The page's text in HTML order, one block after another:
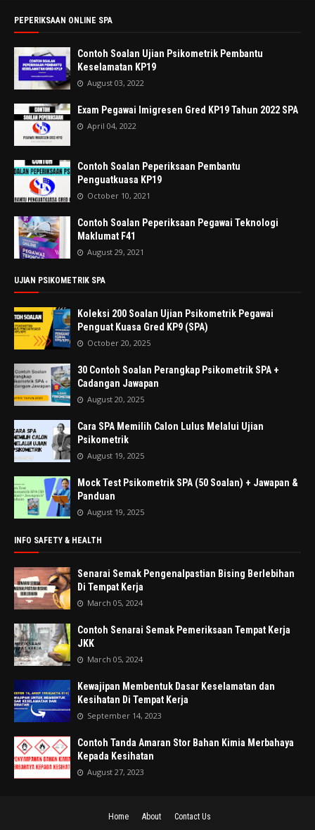
PEPERIKSAAN ONLINE SPA
Contoh Soalan Ujian Psikometrik Pembantu
Keselamatan KP19
August 03, 2022
Exam Pegawai Imigresen Gred KP19 Tahun 2022 SPA
April 04, 2022
Contoh Soalan Peperiksaan Pembantu
Penguatkuasa KP19
October 10, 2021
Contoh Soalan Peperiksaan Pegawai Teknologi
Maklumat F41
August 29, 2021
UJIAN PSIKOMETRIK SPA
Koleksi 200 Soalan Ujian Psikometrik Pegawai
Penguat Kuasa Gred KP9 (SPA)
October 20, 2025
30 Contoh Soalan Perangkap Psikometrik SPA +
Cadangan Jawapan
August 20, 2025
Cara SPA Memilih Calon Lulus Melalui Ujian
Psikometrik
August 19, 2025
Mock Test Psikometrik SPA (50 Soalan) + Jawapan &
Panduan
August 19, 2025
INFO SAFETY & HEALTH
Senarai Semak Pengenalpastian Bising Berlebihan
Di Tempat Kerja
March 05, 2024
Contoh Senarai Semak Pemeriksaan Tempat Kerja
JKK
March 05, 2024
Kewajipan Membentuk Dasar Keselamatan dan
Kesihatan Di Tempat Kerja
September 14, 2023
Contoh Tanda Amaran Stor Bahan Kimia Merbahaya
Kepada Kesihatan
August 27, 2023
Home About Contact Us